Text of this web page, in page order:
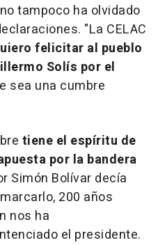
tampoco ha olvidado
"La CELAC
felicitar al pueblo
Solís por el
sea una cumbre
tiene el espíritu de
por la bandera
Simón Bolívar decía
200 años
nos ha
el presidente.